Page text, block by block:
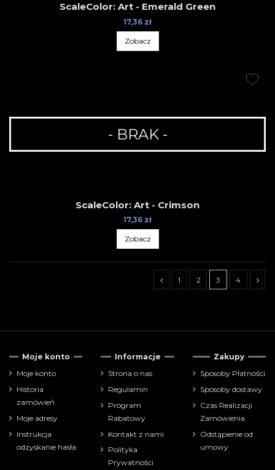
ScaleColor: Art - Emerald Green
17,36 zł
Zobacz
- BRAK -
ScaleColor: Art - Crimson
17,36 zł
Zobacz
1 2 3 4
zł
Pokaż tylko
farbki
Producenci
Moje konto
Moje konto
Historia
zamówień
Moje adresy
Instrukcja
odzyskanie hasła
Informacje
Strona o nas
Regulamin
Program
Rabatowy
Kontakt z nami
Polityka
Prywatności
Zakupy
Sposoby Płatności
Sposoby dostawy
Czas Realizacji
Zamówienia
Odstąpienie od
umowy